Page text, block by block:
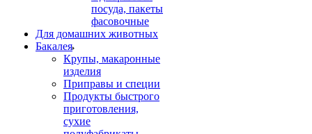
посуда, пакеты
фасовочные
Для домашних животных
Бакалея
Крупы, макаронные
изделия
Приправы и специи
Продукты быстрого
приготовления,
сухие